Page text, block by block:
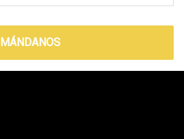
MÁNDANOS